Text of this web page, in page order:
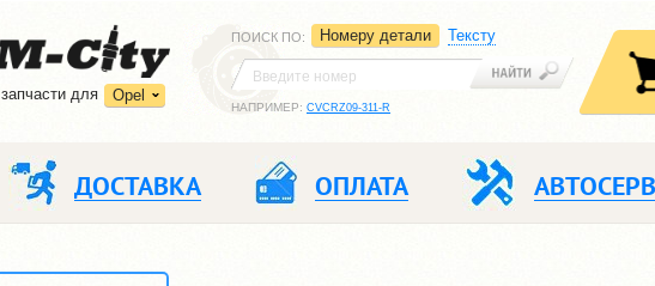
запчасти для Opel
ПОИСК ПО: Номеру детали Тексту
НАПРИМЕР: CVCRZ09-311-R
ДОСТАВКА ОПЛАТА